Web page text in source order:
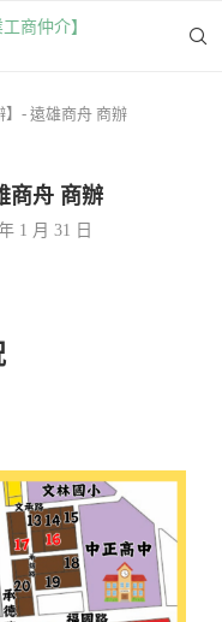
】- 遠雄商舟 商辦
商舟 商辦
1 月 31 日